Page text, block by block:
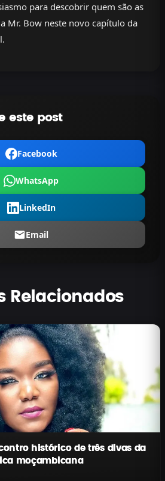
para descobrir quem são as
Mr. Bow neste novo capítulo da
este post
Facebook
WhatsApp
LinkedIn
Email
Relacionados
histórico de três divas da
moçambicana